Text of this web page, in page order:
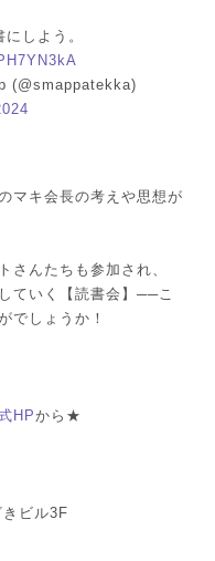
しよう。
(@smappatekka)
マキ会長の考えや思想が
さんたちも参加され、
ていく【読書会】──こ
でしょうか！
HPから★
ビル3F